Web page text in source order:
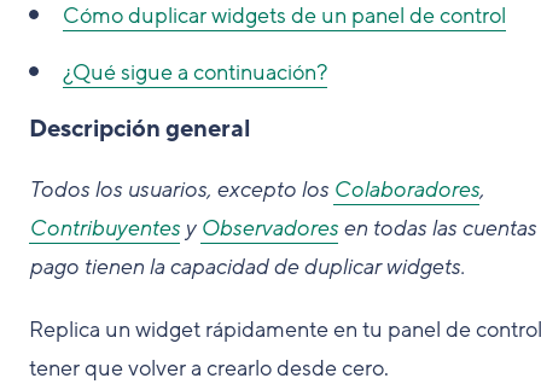
Cómo duplicar widgets de un panel de control
¿Qué sigue a continuación?
Descripción general
Todos los usuarios, excepto los Colaboradores,
Contribuyentes y Observadores en todas las
pago tienen la capacidad de duplicar widgets.
Replica un widget rápidamente en tu panel de
tener que volver a crearlo desde cero.